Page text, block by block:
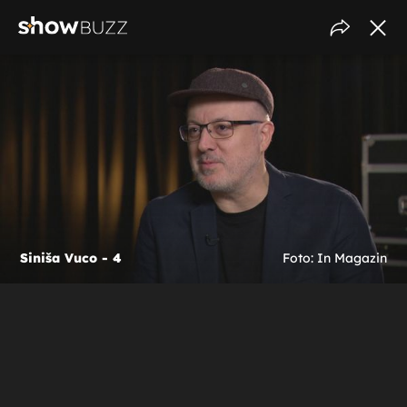
Siniša Vuco - 4 Foto: In Magazin